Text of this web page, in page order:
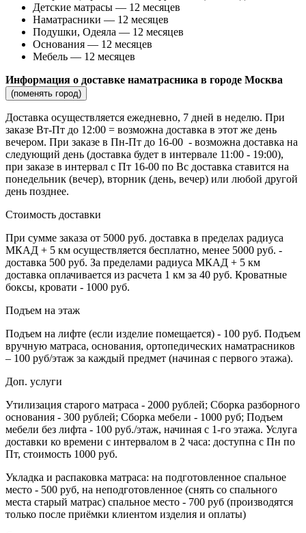
Детские матрасы — 12 месяцев
Наматрасники — 12 месяцев
Подушки, Одеяла — 12 месяцев
Основания — 12 месяцев
Мебель — 12 месяцев
Информация о доставке наматрасника в городе Москва
(поменять город)
Доставка осуществляется ежедневно, 7 дней в неделю. При
заказе Вт-Пт до 12:00 = возможна доставка в этот же день
вечером. При заказе в Пн-Пт до 16-00 - возможна доставка на
следующий день (доставка будет в интервале 11:00 - 19:00),
при заказе в интервал с Пт 16-00 по Вс доставка ставится на
понедельник (вечер), вторник (день, вечер) или любой другой
день позднее.
Стоимость доставки
При сумме заказа от 5000 руб. доставка в пределах радиуса
МКАД + 5 км осуществляется бесплатно, менее 5000 руб. -
доставка 500 руб. За пределами радиуса МКАД + 5 км
доставка оплачивается из расчета 1 км за 40 руб. Кроватные
боксы, кровати - 1000 руб.
Подъем на этаж
Подъем на лифте (если изделие помещается) - 100 руб. Подъем
вручную матраса, основания, ортопедических наматрасников
– 100 руб/этаж за каждый предмет (начиная с первого этажа).
Доп. услуги
Утилизация старого матраса - 2000 рублей; Сборка разборного
основания - 300 рублей; Сборка мебели - 1000 руб; Подъем
мебели без лифта - 100 руб./этаж, начиная с 1-го этажа. Услуга
доставки ко времени с интервалом в 2 часа: доступна с Пн по
Пт, стоимость 1000 руб.
Укладка и распаковка матраса: на подготовленное спальное
место - 500 руб, на неподготовленное (снять со спального
места старый матрас) спальное место - 700 руб (производятся
только после приёмки клиентом изделия и оплаты)